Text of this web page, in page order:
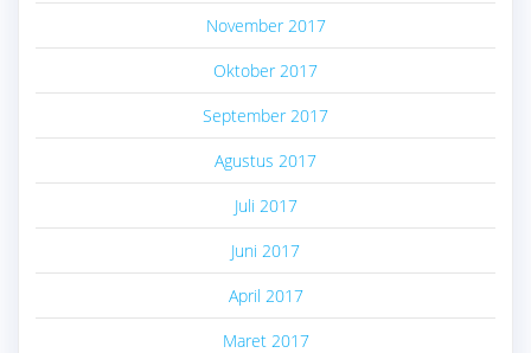
November 2017
Oktober 2017
September 2017
Agustus 2017
Juli 2017
Juni 2017
April 2017
Maret 2017